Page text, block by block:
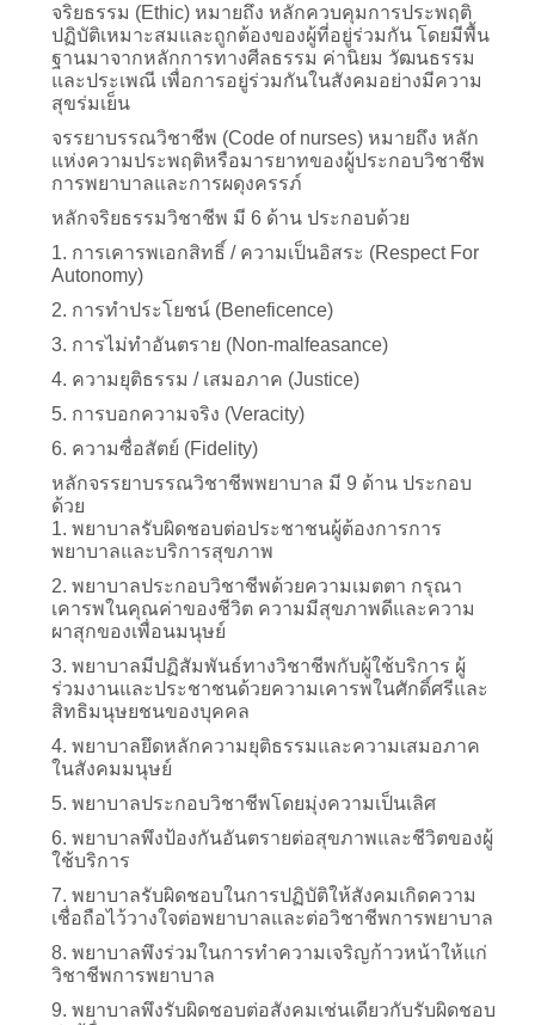
จริยธรรม (Ethic) หมายถึง หลักควบคุมการประพฤติ
ปฏิบัติเหมาะสมและถูกต้องของผู้ที่อยู่ร่วมกัน โดยมีพื้น
ฐานมาจากหลักการทางศีลธรรม ค่านิยม วัฒนธรรม
และประเพณี เพื่อการอยู่ร่วมกันในสังคมอย่างมีความ
สุขร่มเย็น
จรรยาบรรณวิชาชีพ (Code of nurses) หมายถึง หลัก
แห่งความประพฤติหรือมารยาทของผู้ประกอบวิชาชีพ
การพยาบาลและการผดุงครรภ์
หลักจริยธรรมวิชาชีพ มี 6 ด้าน ประกอบด้วย
1. การเคารพเอกสิทธิ์ / ความเป็นอิสระ (Respect For
Autonomy)
2. การทำประโยชน์ (Beneficence)
3. การไม่ทำอันตราย (Non-malfeasance)
4. ความยุติธรรม / เสมอภาค (Justice)
5. การบอกความจริง (Veracity)
6. ความซื่อสัตย์ (Fidelity)
หลักจรรยาบรรณวิชาชีพพยาบาล มี 9 ด้าน ประกอบ
ด้วย
1. พยาบาลรับผิดชอบต่อประชาชนผู้ต้องการการ
พยาบาลและบริการสุขภาพ
2. พยาบาลประกอบวิชาชีพด้วยความเมตตา กรุณา
เคารพในคุณค่าของชีวิต ความมีสุขภาพดีและความ
ผาสุกของเพื่อนมนุษย์
3. พยาบาลมีปฏิสัมพันธ์ทางวิชาชีพกับผู้ใช้บริการ ผู้
ร่วมงานและประชาชนด้วยความเคารพในศักดิ์ศรีและ
สิทธิมนุษยชนของบุคคล
4. พยาบาลยึดหลักความยุติธรรมและความเสมอภาค
ในสังคมมนุษย์
5. พยาบาลประกอบวิชาชีพโดยมุ่งความเป็นเลิศ
6. พยาบาลพึงป้องกันอันตรายต่อสุขภาพและชีวิตของผู้
ใช้บริการ
7. พยาบาลรับผิดชอบในการปฏิบัติให้สังคมเกิดความ
เชื่อถือไว้วางใจต่อพยาบาลและต่อวิชาชีพการพยาบาล
8. พยาบาลพึงร่วมในการทำความเจริญก้าวหน้าให้แก่
วิชาชีพการพยาบาล
9. พยาบาลพึงรับผิดชอบต่อสังคมเช่นเดียวกับรับผิดชอบ